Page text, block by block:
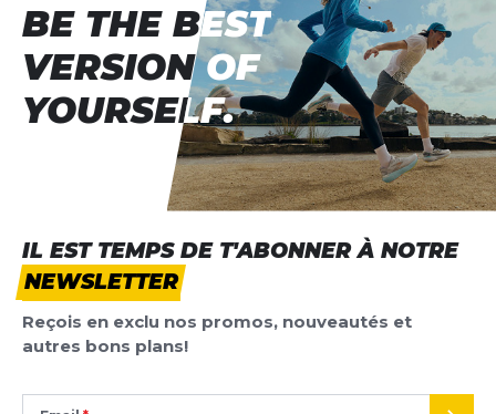
IL EST TEMPS DE T'ABONNER À NOTRE
NEWSLETTER
Reçois en exclu nos promos, nouveautés et
autres bons plans!
BE THE BEST
VERSION OF
YOURSELF.
BE THE BEST
VERSION OF
YOURSELF.